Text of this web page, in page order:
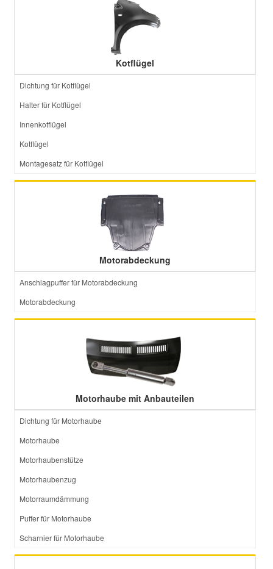
Kotflügel
Dichtung für Kotflügel
Halter für Kotflügel
Innenkotflügel
Kotflügel
Montagesatz für Kotflügel
Motorabdeckung
Anschlagpuffer für Motorabdeckung
Motorabdeckung
Motorhaube mit Anbauteilen
Dichtung für Motorhaube
Motorhaube
Motorhaubenstütze
Motorhaubenzug
Motorraumdämmung
Puffer für Motorhaube
Scharnier für Motorhaube